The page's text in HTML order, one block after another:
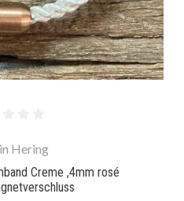
Hering
Creme ,4mm rosé